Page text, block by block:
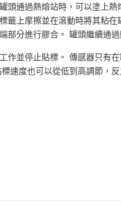
頭通過熱熔站時，可以塗上
籤上摩擦並在滾動時將其粘
部分進行膠合。 罐頭繼續通
作並停止貼標。 傳感器只有
速度也可以從低到高調節，